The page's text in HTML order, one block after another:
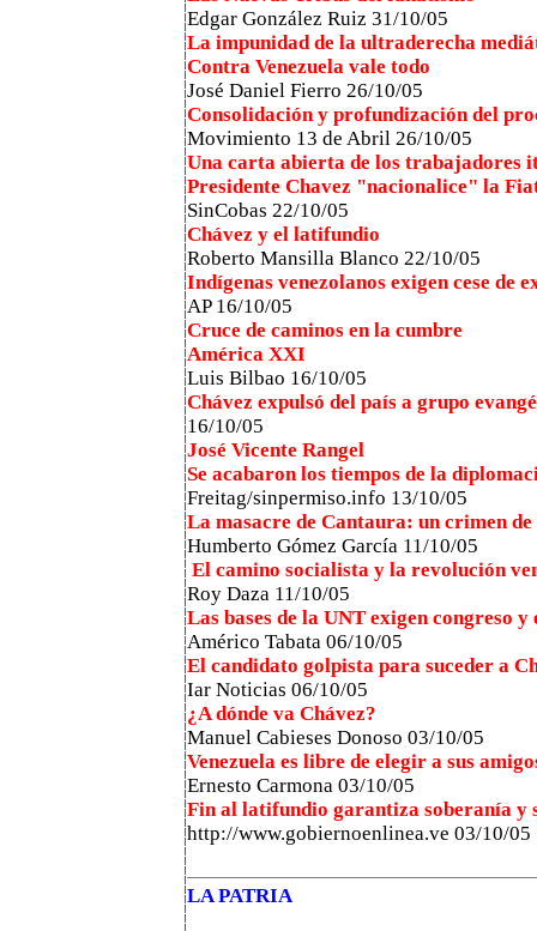
Edgar González Ruiz 31/10/05
La impunidad de la ultraderecha
Contra Venezuela vale todo
José Daniel Fierro 26/10/05
Consolidación y profundización del
Movimiento 13 de Abril 26/10/05
Una carta abierta de los trabajadores
Presidente Chavez "nacionalice" la
SinCobas 22/10/05
Chávez y el latifundio
Roberto Mansilla Blanco 22/10/05
Indígenas venezolanos exigen cese de
AP 16/10/05
Cruce de caminos en la cumbre
América XXI
Luis Bilbao 16/10/05
Chávez expulsó del país a grupo
16/10/05
José Vicente Rangel
Se acabaron los tiempos de la
Freitag/sinpermiso.info 13/10/05
La masacre de Cantaura: un crimen
Humberto Gómez García 11/10/05
El camino socialista y la revolución
Roy Daza 11/10/05
Las bases de la UNT exigen congreso y
Américo Tabata 06/10/05
El candidato golpista para suceder a
Iar Noticias 06/10/05
¿A dónde va Chávez?
Manuel Cabieses Donoso 03/10/05
Venezuela es libre de elegir a sus
Ernesto Carmona 03/10/05
Fin al latifundio garantiza soberanía y
http://www.gobiernoenlinea.ve 03/10/05
LA PATRIA